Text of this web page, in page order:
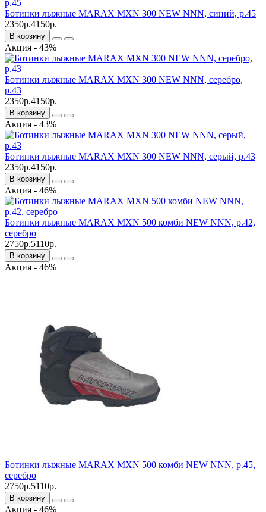
Ботинки лыжные MARAX MXN 300 NEW NNN, синий, р.45
2350р.4150р.
В корзину
Акция - 43%
Ботинки лыжные MARAX MXN 300 NEW NNN, серебро,
р.43
2350р.4150р.
В корзину
Акция - 43%
Ботинки лыжные MARAX MXN 300 NEW NNN, серый, р.43
2350р.4150р.
В корзину
Акция - 46%
Ботинки лыжные MARAX MXN 500 комби NEW NNN, р.42,
серебро
2750р.5110р.
В корзину
Акция - 46%
Ботинки лыжные MARAX MXN 500 комби NEW NNN, р.45,
серебро
2750р.5110р.
В корзину
Акция - 46%